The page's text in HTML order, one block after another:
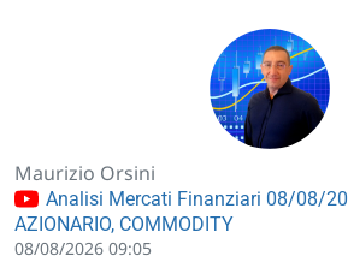
Maurizio Orsini
Analisi Mercati Finanziari 08/08/
AZIONARIO, COMMODITY
08/08/2026 09:05